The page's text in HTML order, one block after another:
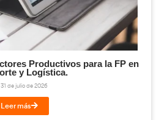
peso real y volumen, bajo la
combustible, seguridad y tasas.
Waybill (AWB), un documento
de instrucciones. Losagentes de
entre el exportador y la
del AWB hasta los trámites